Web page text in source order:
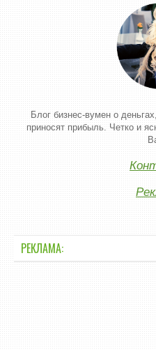
Блог бизнес-вумен о
приносят прибыль. Четко и
РЕКЛАМА: